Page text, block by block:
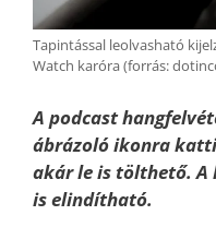
Tapintással leolvasható
Watch karóra (forrás:
A podcast
ábrázoló ikonra
akár le is tölthető. A
is elindítható.